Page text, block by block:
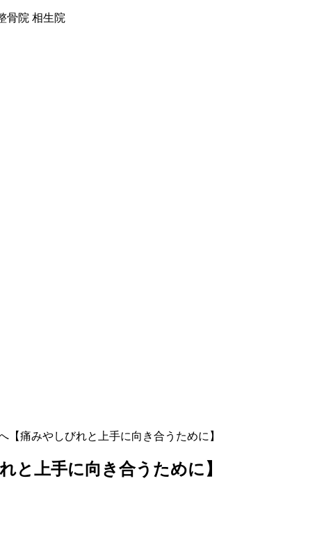
骨院 相生院
【痛みやしびれと上手に向き合うために】
と上手に向き合うために】